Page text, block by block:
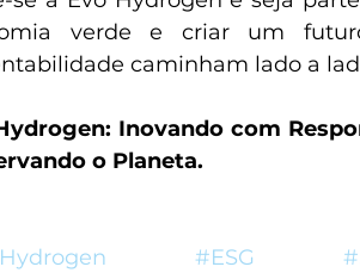
verde e criar um
caminham lado a
Inovando com
o Planeta.
#ESG